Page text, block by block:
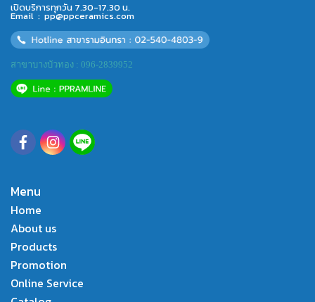
เปิดบริการทุกวัน 7.30-17.30 น.
Email : pp@ppceramics.com
สาขาบางบัวทอง : 096-2839952
Menu
Home
About us
Products
Promotion
Online Service